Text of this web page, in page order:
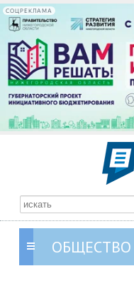
СОЦРЕКЛАМА
ОБЩЕСТВО